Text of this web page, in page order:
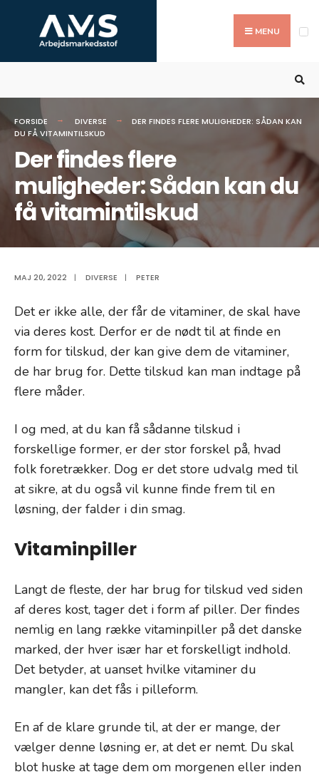
MENU
FORSIDE DIVERSE
DER FINDES FLERE MULIGHEDER: SÅDAN KAN
DU FÅ VITAMINTILSKUD
Der findes flere
muligheder: Sådan kan du
få vitamintilskud
MAJ 20, 2022 | DIVERSE | PETER
Det er ikke alle, der får de vitaminer, de skal have
via deres kost. Derfor er de nødt til at finde en
form for tilskud, der kan give dem de vitaminer,
de har brug for. Dette tilskud kan man indtage på
flere måder.
I og med, at du kan få sådanne tilskud i
forskellige former, er der stor forskel på, hvad
folk foretrækker. Dog er det store udvalg med til
at sikre, at du også vil kunne finde frem til en
løsning, der falder i din smag.
Vitaminpiller
Langt de fleste, der har brug for tilskud ved siden
af deres kost, tager det i form af piller. Der findes
nemlig en lang række vitaminpiller på det danske
marked, der hver især har et forskelligt indhold.
Det betyder, at uanset hvilke vitaminer du
mangler, kan det fås i pilleform.
En af de klare grunde til, at der er mange, der
vælger denne løsning er, at det er nemt. Du skal
blot huske at tage dem om morgenen eller inden
for: